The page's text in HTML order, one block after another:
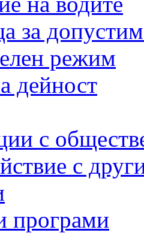
за
режим
дейност
с
с
програми